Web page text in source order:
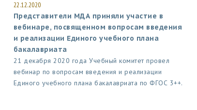
22.12.2020
Представители МДА приняли участие в
вебинаре, посвященном вопросам введения
и реализации Единого учебного плана
бакалавриата
21 декабря 2020 года Учебный комитет провел
вебинар по вопросам введения и реализации
Единого учебного плана бакалавриата по ФГОС 3++.